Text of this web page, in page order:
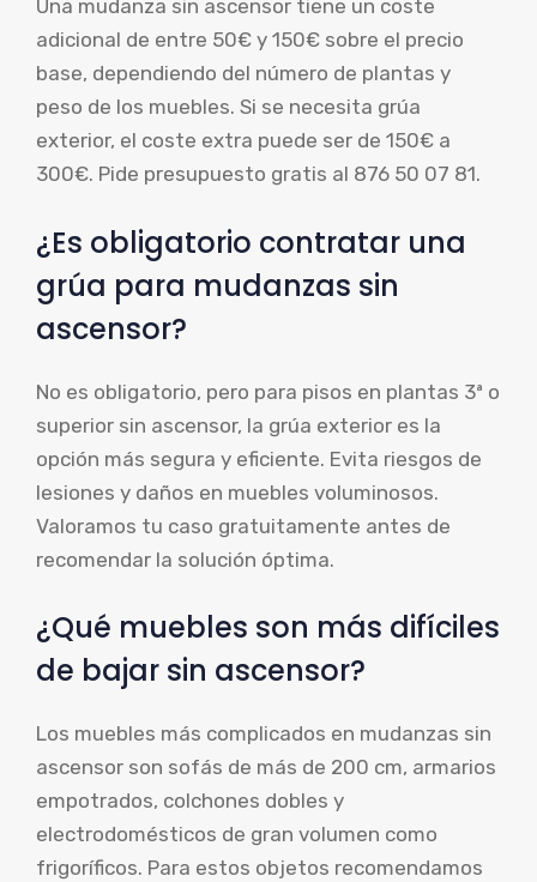
Una mudanza sin ascensor tiene un coste
adicional de entre 50€ y 150€ sobre el precio
base, dependiendo del número de plantas y
peso de los muebles. Si se necesita grúa
exterior, el coste extra puede ser de 150€ a
300€. Pide presupuesto gratis al 876 50 07 81.
¿Es obligatorio contratar una
grúa para mudanzas sin
ascensor?
No es obligatorio, pero para pisos en plantas 3ª o
superior sin ascensor, la grúa exterior es la
opción más segura y eficiente. Evita riesgos de
lesiones y daños en muebles voluminosos.
Valoramos tu caso gratuitamente antes de
recomendar la solución óptima.
¿Qué muebles son más difíciles
de bajar sin ascensor?
Los muebles más complicados en mudanzas sin
ascensor son sofás de más de 200 cm, armarios
empotrados, colchones dobles y
electrodomésticos de gran volumen como
frigoríficos. Para estos objetos recomendamos